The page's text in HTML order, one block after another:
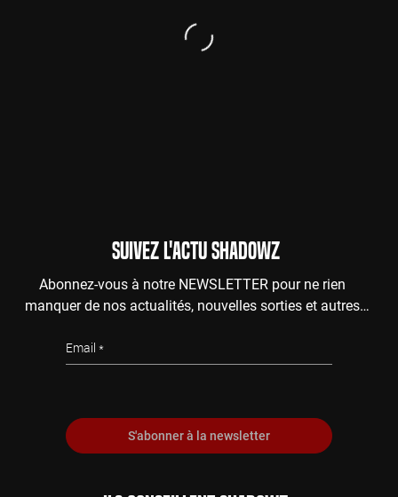
SUIVEZ L'ACTU SHADOWZ
Abonnez-vous à notre NEWSLETTER pour ne rien
manquer de nos actualités, nouvelles sorties et autres
Email
S'abonner à la newsletter